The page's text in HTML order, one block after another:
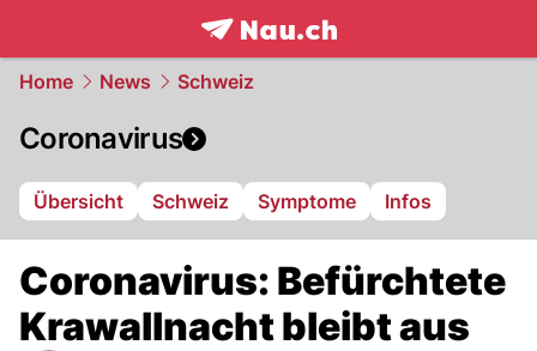
frontpage.NAU.ch
Home News Schweiz
Coronavirus
Übersicht Schweiz Symptome Infos
Coronavirus: Befürchtete
Krawallnacht bleibt aus